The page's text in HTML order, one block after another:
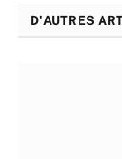
D'AUTRES